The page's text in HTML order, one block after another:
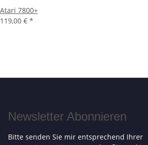
Atari 7800+
119,00 € *
Newsletter Abonnieren
Bitte senden Sie mir entsprechend Ihrer